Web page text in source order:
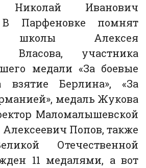
Николай Иванович
В Парфеновке помнят
школы Алексея
Власова, участника
медали «За боевые
взятие Берлина», «За
медаль Жукова
Маломалышевской
Попов, также
Отечественной
11 медалями, а вот